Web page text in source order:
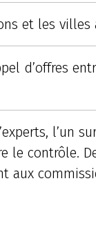
et les
d’offres
l’un
contrôle.